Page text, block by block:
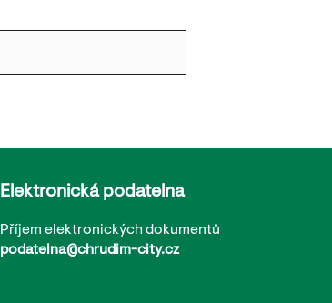
Elektronická podatelna
Příjem elektronických dokumentů
podatelna@chrudim-city.cz